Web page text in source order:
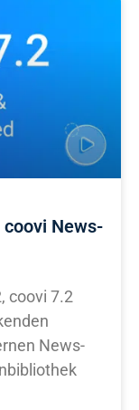
coovi News-
coovi 7.2
News-